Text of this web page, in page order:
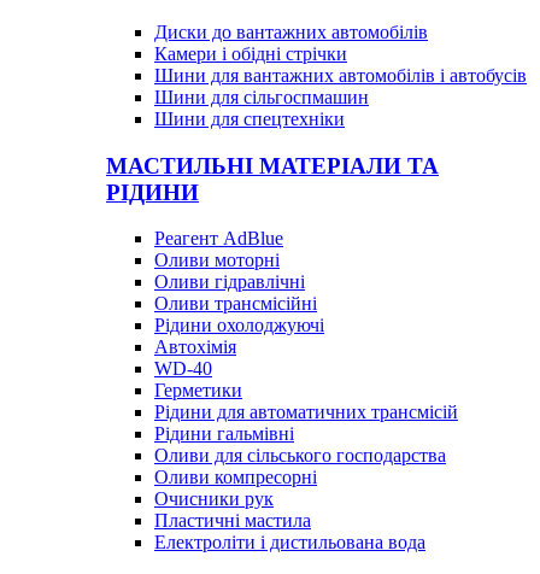
Диски до вантажних автомобілів
Камери і обідні стрічки
Шини для вантажних автомобілів і автобусів
Шини для сільгоспмашин
Шини для спецтехніки
МАСТИЛЬНІ МАТЕРІАЛИ ТА
РІДИНИ
Реагент AdBlue
Оливи моторні
Оливи гідравлічні
Оливи трансмісійні
Рідини охолоджуючі
Автохімія
WD-40
Герметики
Рідини для автоматичних трансмісій
Рідини гальмівні
Оливи для сільського господарства
Оливи компресорні
Очисники рук
Пластичні мастила
Електроліти і дистильована вода